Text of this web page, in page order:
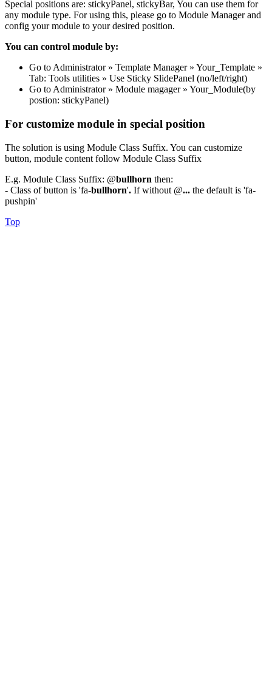
Special positions are: stickyPanel, stickyBar, You can use them for
any module type. For using this, please go to Module Manager and
config your module to your desired position.
You can control module by:
Go to Administrator » Template Manager » Your_Template »
Tab: Tools utilities » Use Sticky SlidePanel (no/left/right)
Go to Administrator » Module magager » Your_Module(by
postion: stickyPanel)
For customize module in special position
The solution is using Module Class Suffix. You can customize
button, module content follow Module Class Suffix
E.g. Module Class Suffix: @bullhorn then:
- Class of button is 'fa-bullhorn'. If without @... the default is 'fa-
pushpin'
Top